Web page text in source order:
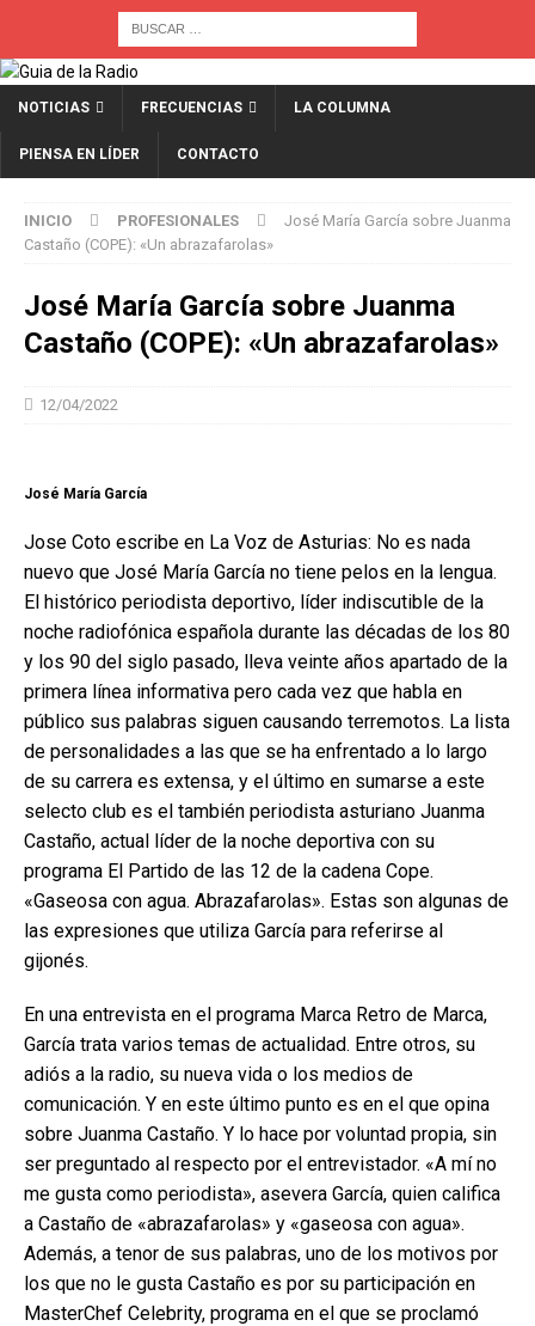
NOTICIAS FRECUENCIAS LA COLUMNA
PIENSA EN LÍDER CONTACTO
INICIO PROFESIONALES
José María García sobre Juanma
Castaño (COPE): «Un abrazafarolas»
José María García sobre Juanma
Castaño (COPE): «Un abrazafarolas»
12/04/2022
José María García
Jose Coto escribe en La Voz de Asturias: No es nada
nuevo que José María García no tiene pelos en la lengua.
El histórico periodista deportivo, líder indiscutible de la
noche radiofónica española durante las décadas de los 80
y los 90 del siglo pasado, lleva veinte años apartado de la
primera línea informativa pero cada vez que habla en
público sus palabras siguen causando terremotos. La lista
de personalidades a las que se ha enfrentado a lo largo
de su carrera es extensa, y el último en sumarse a este
selecto club es el también periodista asturiano Juanma
Castaño, actual líder de la noche deportiva con su
programa El Partido de las 12 de la cadena Cope.
«Gaseosa con agua. Abrazafarolas». Estas son algunas de
las expresiones que utiliza García para referirse al
gijonés.
En una entrevista en el programa Marca Retro de Marca,
García trata varios temas de actualidad. Entre otros, su
adiós a la radio, su nueva vida o los medios de
comunicación. Y en este último punto es en el que opina
sobre Juanma Castaño. Y lo hace por voluntad propia, sin
ser preguntado al respecto por el entrevistador. «A mí no
me gusta como periodista», asevera García, quien califica
a Castaño de «abrazafarolas» y «gaseosa con agua».
Además, a tenor de sus palabras, uno de los motivos por
los que no le gusta Castaño es por su participación en
MasterChef Celebrity, programa en el que se proclamó